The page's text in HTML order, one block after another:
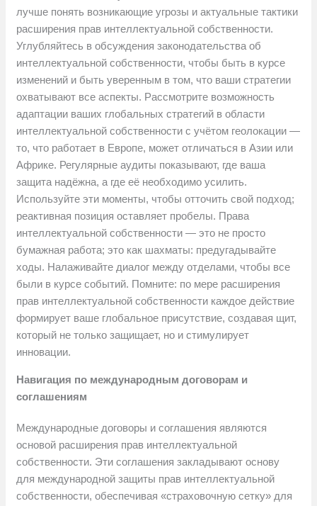
лучше понять возникающие угрозы и актуальные тактики
расширения прав интеллектуальной собственности.
Углубляйтесь в обсуждения законодательства об
интеллектуальной собственности, чтобы быть в курсе
изменений и быть уверенным в том, что ваши стратегии
охватывают все аспекты. Рассмотрите возможность
адаптации ваших глобальных стратегий в области
интеллектуальной собственности с учётом геолокации —
то, что работает в Европе, может отличаться в Азии или
Африке. Регулярные аудиты показывают, где ваша
защита надёжна, а где её необходимо усилить.
Используйте эти моменты, чтобы отточить свой подход;
реактивная позиция оставляет пробелы. Права
интеллектуальной собственности — это не просто
бумажная работа; это как шахматы: предугадывайте
ходы. Налаживайте диалог между отделами, чтобы все
были в курсе событий. Помните: по мере расширения
прав интеллектуальной собственности каждое действие
формирует ваше глобальное присутствие, создавая щит,
который не только защищает, но и стимулирует
инновации.
Навигация по международным договорам и
соглашениям
Международные договоры и соглашения являются
основой расширения прав интеллектуальной
собственности. Эти соглашения закладывают основу
для международной защиты прав интеллектуальной
собственности, обеспечивая «страховочную сетку» для